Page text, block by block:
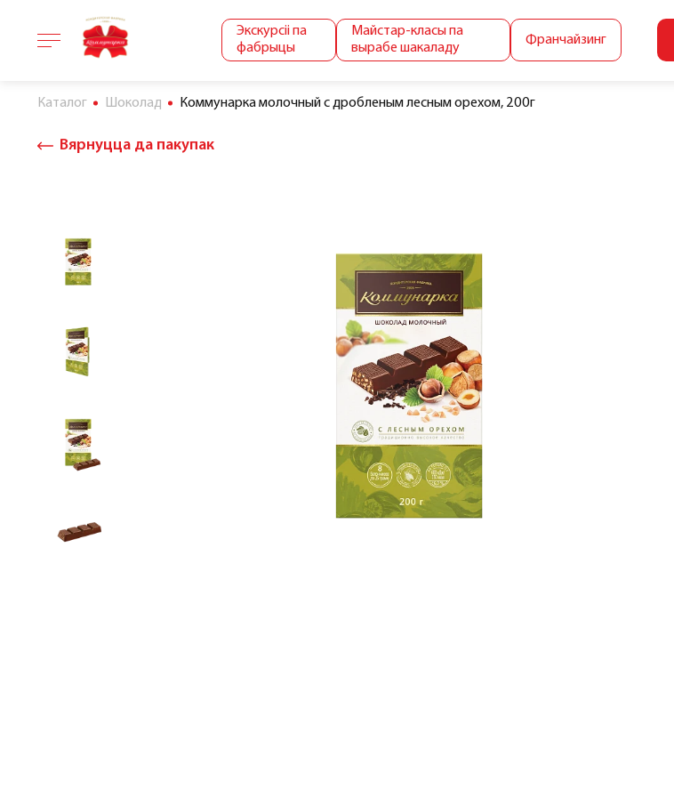
Экскурсіі па
фабрыцы
Майстар-класы па
вырабе шакаладу
Франчайзинг
Каталог Шоколад Коммунарка молочный с дробленым лесным орехом, 200г
Вярнуцца да пакупак